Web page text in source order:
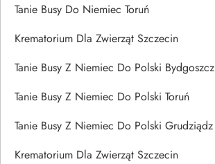
Tanie Busy Do Niemiec Toruń
Krematorium Dla Zwierząt Szczecin
Tanie Busy Z Niemiec Do Polski Bydgoszcz
Tanie Busy Z Niemiec Do Polski Toruń
Tanie Busy Z Niemiec Do Polski Grudziądz
Krematorium Dla Zwierząt Szczecin